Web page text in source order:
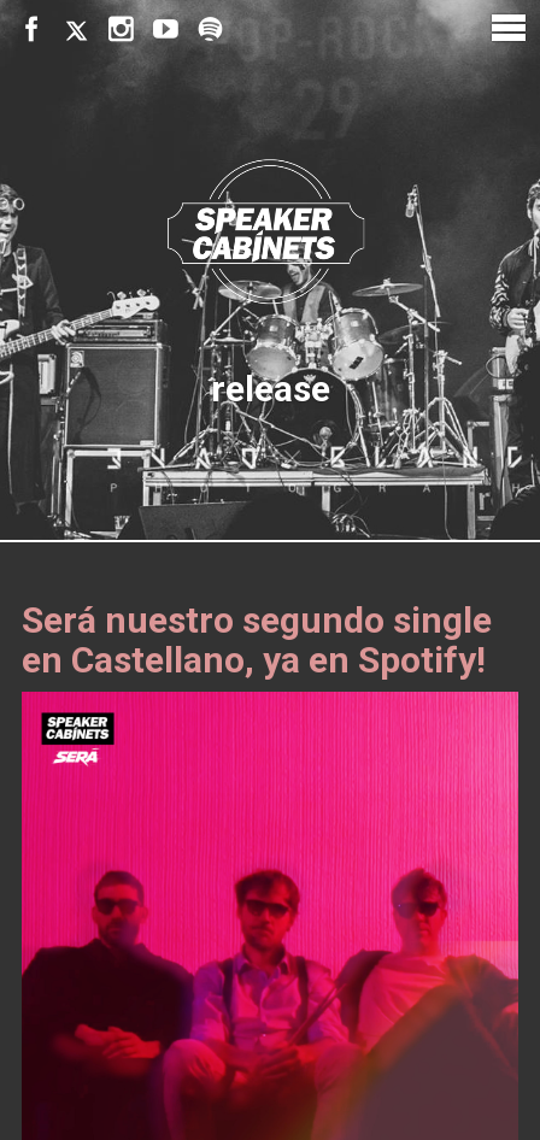
release
Será nuestro segundo single
en Castellano, ya en Spotify!